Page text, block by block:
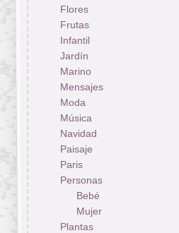
Flores
Frutas
Infantil
Jardín
Marino
Mensajes
Moda
Música
Navidad
Paisaje
Paris
Personas
Bebé
Mujer
Plantas